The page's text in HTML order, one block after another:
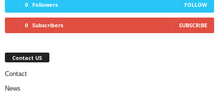
0 Followers FOLLOW
0 Subscribers SUBSCRIBE
Contact US
Contact
News